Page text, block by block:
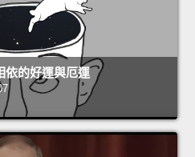
依的好運與厄運